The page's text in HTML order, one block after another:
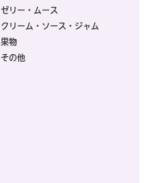
ゼリー・ムース
クリーム・ソース・ジャム
果物
その他